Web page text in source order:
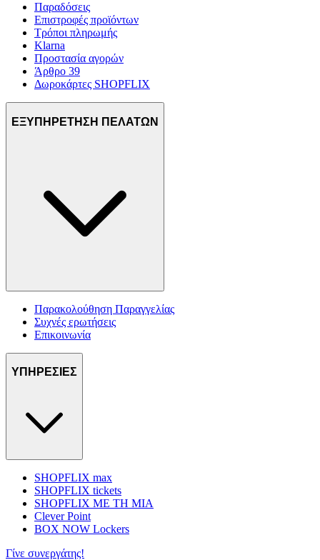
Παραδόσεις
Επιστροφές προϊόντων
Τρόποι πληρωμής
Klarna
Προστασία αγορών
Άρθρο 39
Δωροκάρτες SHOPFLIX
ΕΞΥΠΗΡΕΤΗΣΗ ΠΕΛΑΤΩΝ
Παρακολούθηση Παραγγελίας
Συχνές ερωτήσεις
Επικοινωνία
ΥΠΗΡΕΣΙΕΣ
SHOPFLIX max
SHOPFLIX tickets
SHOPFLIX ΜΕ ΤΗ ΜΙΑ
Clever Point
BOX NOW Lockers
Γίνε συνεργάτης!